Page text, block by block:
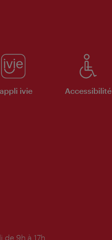
ivie Accessibilité
de 9h à 17h